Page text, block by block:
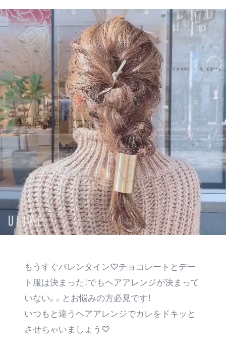
もうすぐバレンタイン♡チョコレートとデー
ト服は決まった！でもヘアアレンジが決まって
いない。。とお悩みの方必見です！
いつもと違うヘアアレンジでカレをドキッと
させちゃいましょう♡
ABOUT US
SUPPORT